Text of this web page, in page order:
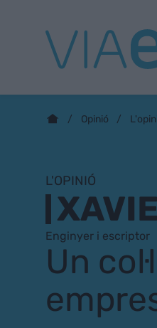
Opinió
L'OPINIÓ
Enginyer i escriptor
Un